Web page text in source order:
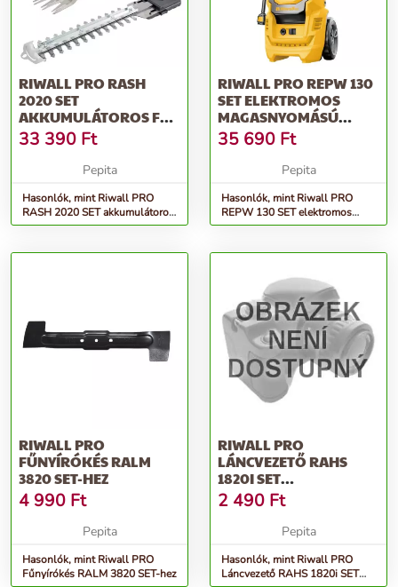
RIWALL PRO RASH
2020 SET
AKKUMULÁTOROS FŰ
ÉS SÖVÉNYVÁGÓ OLLÓ
20 V...
33 390 Ft
Pepita
Hasonlók, mint Riwall PRO
RASH 2020 SET akkumulátoros
fű és sövényvágó olló 20 V...
RIWALL PRO REPW 130
SET ELEKTROMOS
MAGASNYOMÁSÚ
MOSÓ 130 BAR, TA...
35 690 Ft
Pepita
Hasonlók, mint Riwall PRO
REPW 130 SET elektromos
magasnyomású mosó 130 bar,
RIWALL PRO
FŰNYÍRÓKÉS RALM
3820 SET-HEZ
4 990 Ft
Pepita
Hasonlók, mint Riwall PRO
Fűnyírókés RALM 3820 SET-hez
RIWALL PRO
LÁNCVEZETŐ RAHS
1820I SET
MODELLEKHEZ
2 490 Ft
Pepita
Hasonlók, mint Riwall PRO
Láncvezető RAHS 1820i SET